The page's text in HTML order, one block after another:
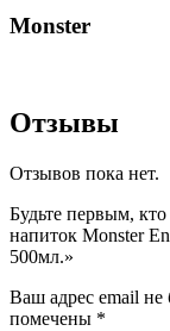
Monster
Отзывы
Отзывов пока нет.
Будьте первым,
напиток Monster
500мл.»
Ваш адрес email не
помечены *